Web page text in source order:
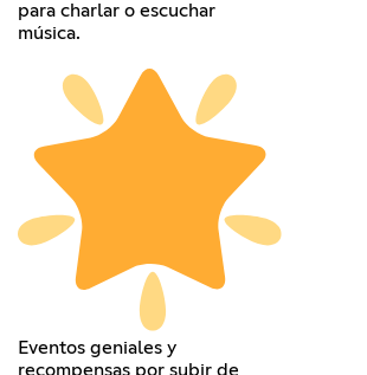
para charlar o escuchar
música.
Eventos geniales y
recompensas por subir de